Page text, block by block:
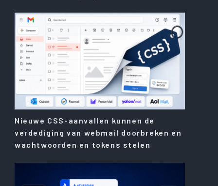
Nieuwe CSS-aanvallen kunnen de
verdediging van webmail doorbreken en
wachtwoorden en tokens stelen